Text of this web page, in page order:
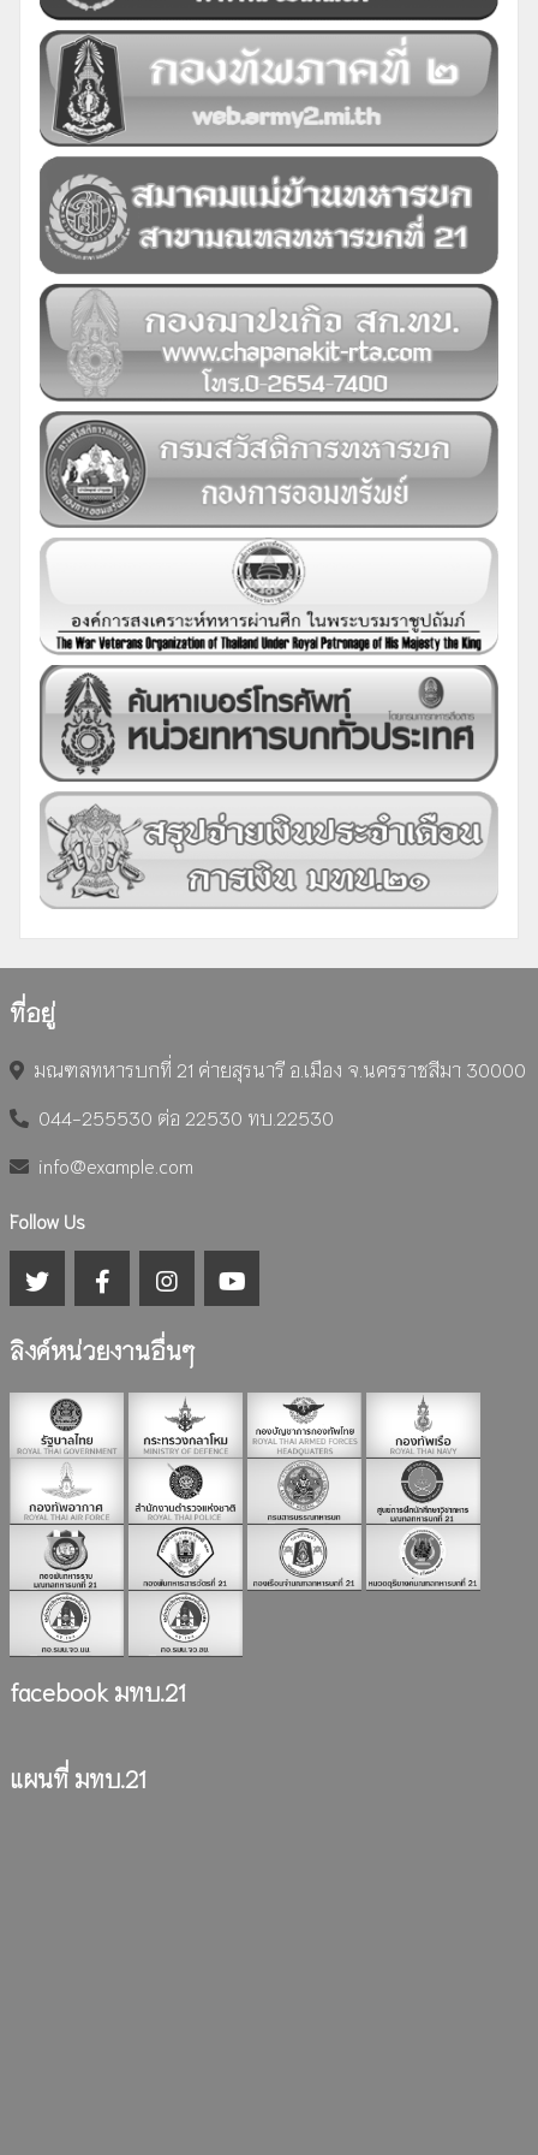
ที่อยู่
มณฑลทหารบกที่ 21 ค่ายสุรนารี อ.เมือง จ.นครราชสีมา 30000
044-255530 ต่อ 22530 ทบ.22530
info@example.com
Follow Us
ลิงค์หน่วยงานอื่นๆ
facebook มทบ.21
แผนที่ มทบ.21